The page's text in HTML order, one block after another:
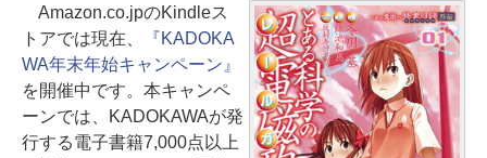
Amazon.co.jpのKindleス
トアでは現在、
『KADOKA
WA年末年始キャンペーン』
を開催中です。本キャンペ
ーンでは、KADOKAWAが発
行する電子書籍7,000点以上